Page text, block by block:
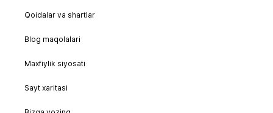
Qoidalar va shartlar
Blog maqolalari
Maxfiylik siyosati
Sayt xaritasi